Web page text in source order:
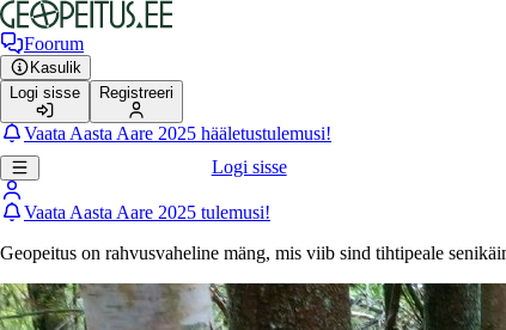
Foorum
Kasulik
Logi sisse
Registreeri
Vaata Aasta Aare 2025 hääletustulemusi!
Logi sisse
Vaata Aasta Aare 2025 tulemusi!
Geopeitus on rahvusvaheline mäng, mis viib sind tihtipeale